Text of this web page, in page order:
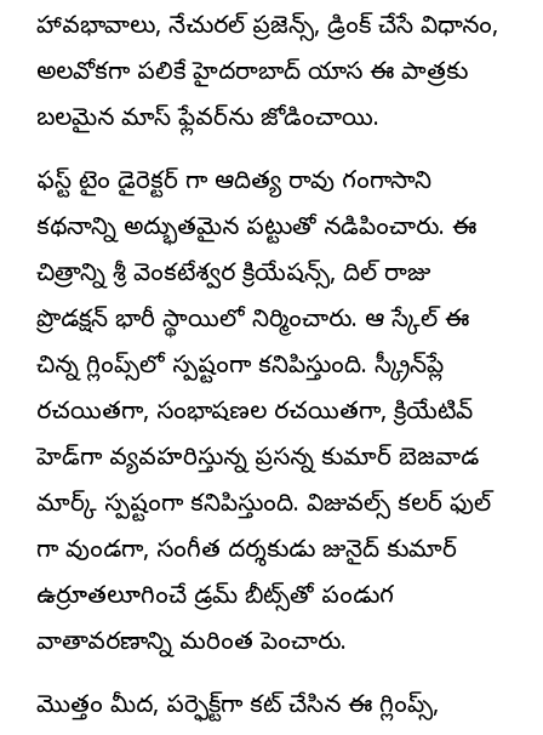
హావభావాలు, నేచురల్ ప్రజెన్స్, డ్రింక్ చేసే విధానం,
అలవోకగా పలికే హైదరాబాద్ యాస ఈ పాత్రకు
బలమైన మాస్ ఫ్లేవర్‌ను జోడించాయి.
ఫస్ట్ టైం డైరెక్టర్ గా ఆదిత్య రావు గంగాసాని
కథనాన్ని అద్భుతమైన పట్టుతో నడిపించారు. ఈ
చిత్రాన్ని శ్రీ వెంకటేశ్వర క్రియేషన్స్, దిల్ రాజు
ప్రొడక్షన్ భారీ స్థాయిలో నిర్మించారు. ఆ స్కేల్ ఈ
చిన్న గ్లింప్స్‌లో స్పష్టంగా కనిపిస్తుంది. స్క్రీన్‌ప్లే
రచయితగా, సంభాషణల రచయితగా, క్రియేటివ్
హెడ్‌గా వ్యవహరిస్తున్న ప్రసన్న కుమార్ బెజవాడ
మార్క్ స్పష్టంగా కనిపిస్తుంది. విజువల్స్ కలర్ ఫుల్
గా వుండగా, సంగీత దర్శకుడు జునైద్ కుమార్
ఉర్రూతలూగించే డ్రమ్ బీట్స్‌తో పండుగ
వాతావరణాన్ని మరింత పెంచారు.
మొత్తం మీద, పర్ఫెక్ట్‌గా కట్ చేసిన ఈ గ్లింప్స్,